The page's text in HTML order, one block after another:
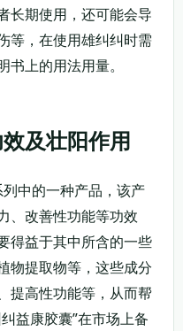
长期使用，还可能会导
等，在使用雄纠纠时需
上的用法用量。
及壮阳作用
列中的一种产品，该产
、改善性功能等功效
得益于其中所含的一些
物提取物等，这些成分
提高性功能等，从而帮
益康胶囊”在市场上备